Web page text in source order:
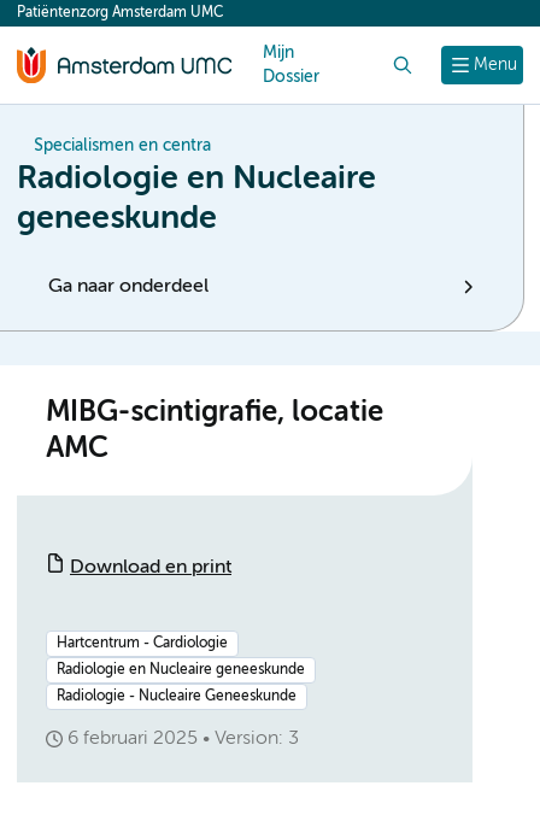
content
Menu
Patiëntenzorg Amsterdam UMC
Mijn
Dossier
Specialismen en centra
Radiologie en Nucleaire
geneeskunde
Ga naar onderdeel
MIBG-scintigrafie, locatie
AMC
Download en print
Hartcentrum - Cardiologie
Radiologie en Nucleaire geneeskunde
Radiologie - Nucleaire Geneeskunde
6 februari 2025 Version: 3